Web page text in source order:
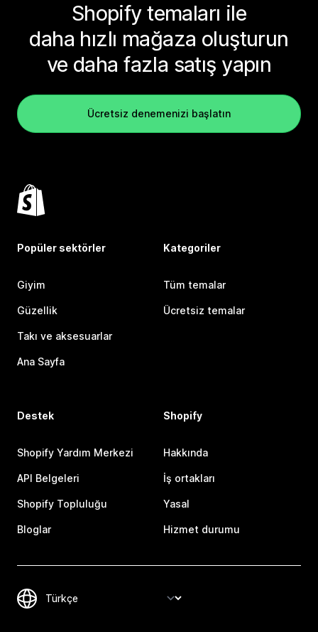
Shopify temaları ile
daha hızlı mağaza oluşturun
ve daha fazla satış yapın
Ücretsiz denemenizi başlatın
Popüler sektörler
Giyim
Güzellik
Takı ve aksesuarlar
Ana Sayfa
Kategoriler
Tüm temalar
Ücretsiz temalar
Destek
Shopify Yardım Merkezi
API Belgeleri
Shopify Topluluğu
Bloglar
Shopify
Hakkında
İş ortakları
Yasal
Hizmet durumu